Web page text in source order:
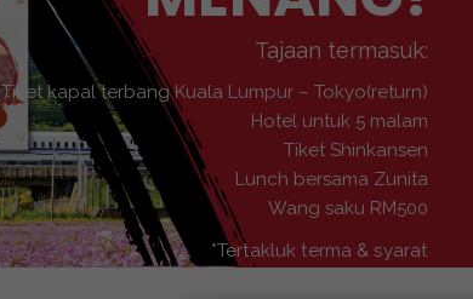
Tajaan termasuk:
Tiket kapal terbang Kuala Lumpur – Tokyo(return)
Hotel untuk 5 malam
Tiket Shinkansen
Lunch bersama Zunita
Wang saku RM500
*Tertakluk terma & syarat